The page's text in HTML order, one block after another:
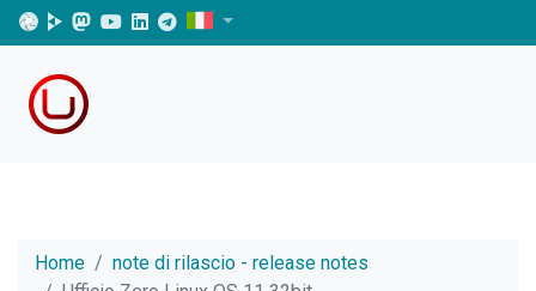
Home
note di rilascio - release notes